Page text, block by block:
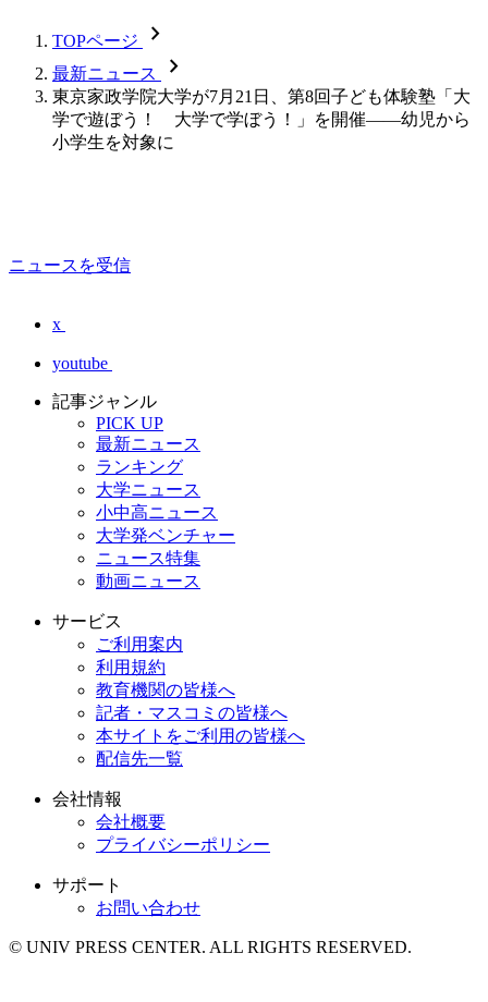
TOPページ chevron_forward
最新ニュース chevron_forward
東京家政学院大学が7月21日、第8回子ども体験塾「大
学で遊ぼう！ 大学で学ぼう！」を開催――幼児から
小学生を対象に
ニュースを受信
x
youtube
記事ジャンル
PICK UP
最新ニュース
ランキング
大学ニュース
小中高ニュース
大学発ベンチャー
ニュース特集
動画ニュース
サービス
ご利用案内
利用規約
教育機関の皆様へ
記者・マスコミの皆様へ
本サイトをご利用の皆様へ
配信先一覧
会社情報
会社概要
プライバシーポリシー
サポート
お問い合わせ
© UNIV PRESS CENTER. ALL RIGHTS RESERVED.